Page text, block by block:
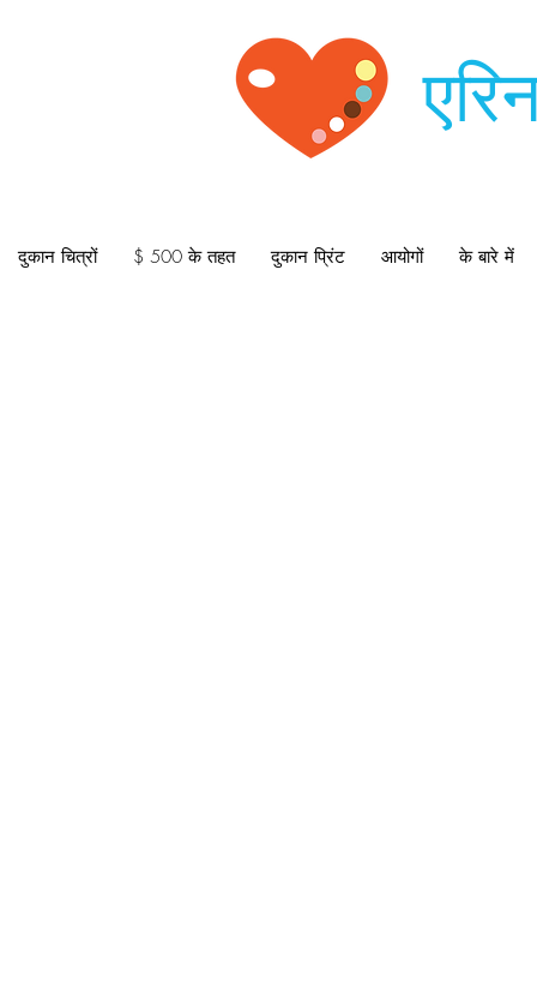
दुकान चित्रों $ 500 के तहत दुकान प्रिंट आयोगों के बारे में